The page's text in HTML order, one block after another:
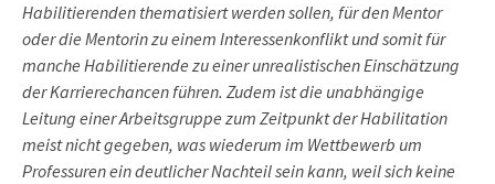
Habilitierenden thematisiert werden sollen, für den Mentor
oder die Mentorin zu einem Interessenkonflikt und somit für
manche Habilitierende zu einer unrealistischen Einschätzung
der Karrierechancen führen. Zudem ist die unabhängige
Leitung einer Arbeitsgruppe zum Zeitpunkt der Habilitation
meist nicht gegeben, was wiederum im Wettbewerb um
Professuren ein deutlicher Nachteil sein kann, weil sich keine